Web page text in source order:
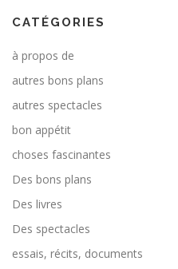
CATÉGORIES
à propos de
autres bons plans
autres spectacles
bon appétit
choses fascinantes
Des bons plans
Des livres
Des spectacles
essais, récits, documents